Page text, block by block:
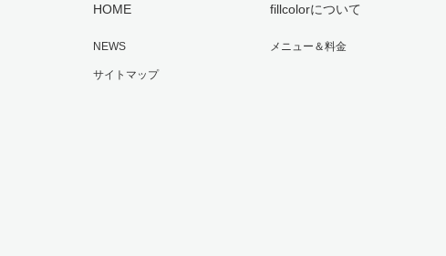
HOME
NEWS
サイトマップ
fillcolorについて
メニュー＆料金